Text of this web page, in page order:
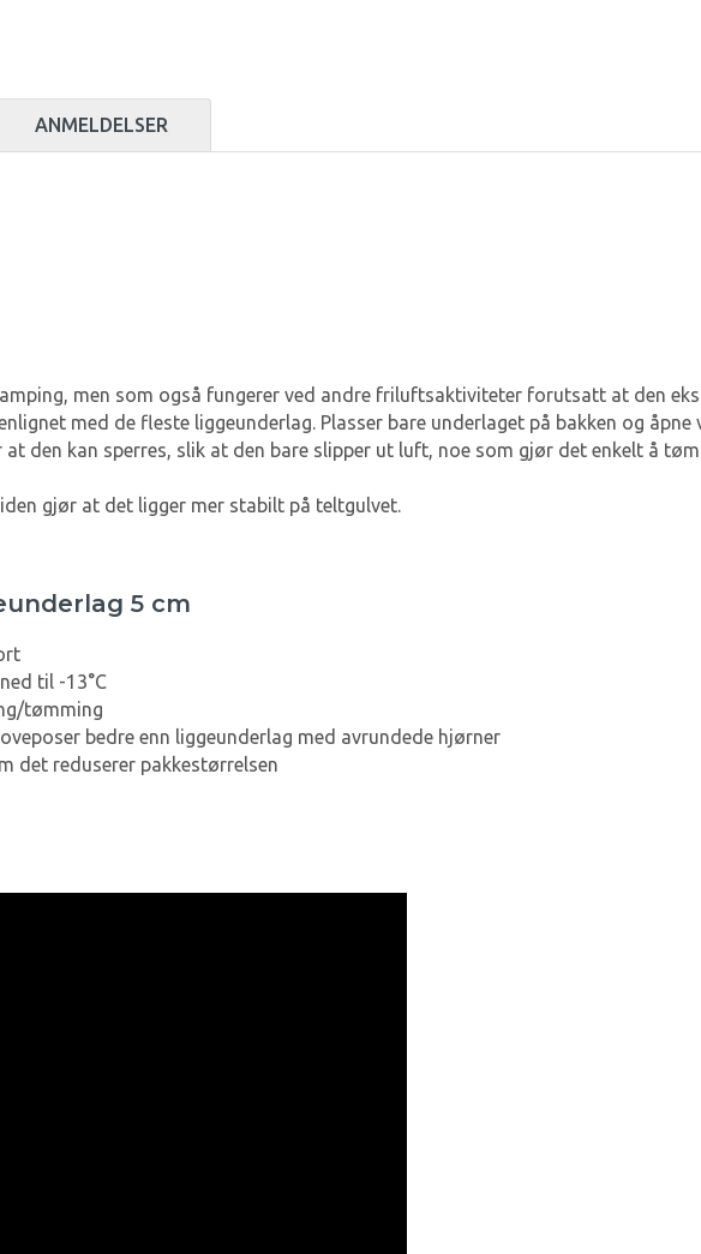
ANMELDELSER
men som også fungerer ved andre friluftsaktiviteter forutsatt at den
med de fleste liggeunderlag. Plasser bare underlaget på bakken og åpne
den kan sperres, slik at den bare slipper ut luft, noe som gjør det enkelt å
gjør at det ligger mer stabilt på teltgulvet.
5 cm
til -13°C
tømming
bedre enn liggeunderlag med avrundede hjørner
det reduserer pakkestørrelsen